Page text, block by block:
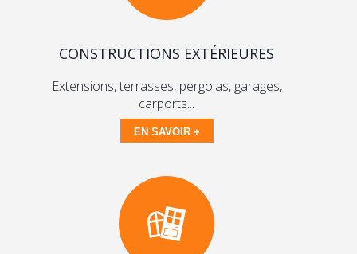
CONSTRUCTIONS EXTÉRIEURES
Extensions, terrasses, pergolas, garages,
carports...
EN SAVOIR +